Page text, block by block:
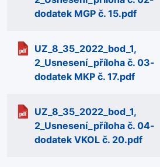
dodatek MGP č. 15.pdf
UZ_8_35_2022_bod_1,
2_Usnesení_příloha č. 03-
dodatek MKP č. 17.pdf
UZ_8_35_2022_bod_1,
2_Usnesení_příloha č. 04-
dodatek VKOL č. 20.pdf